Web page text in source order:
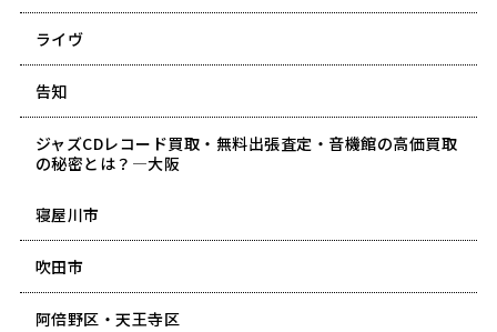
ライヴ
告知
ジャズCDレコード買取・無料出張査定・音機館の高価買取
の秘密とは？―大阪
寝屋川市
吹田市
阿倍野区・天王寺区